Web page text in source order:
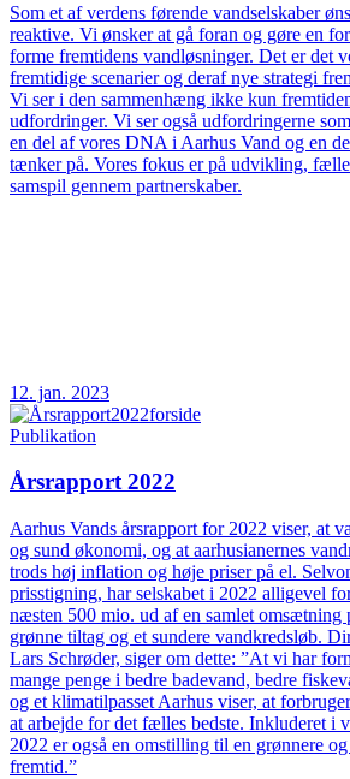
Som et af verdens førende vandselskaber
reaktive. Vi ønsker at gå foran og gøre en
forme fremtidens vandløsninger. Det er det
fremtidige scenarier og deraf nye strategi
Vi ser i den sammenhæng ikke kun
udfordringer. Vi ser også udfordringerne
en del af vores DNA i Aarhus Vand og en
tænker på. Vores fokus er på udvikling,
samspil gennem partnerskaber.
12. jan. 2023
Publikation
Årsrapport 2022
Aarhus Vands årsrapport for 2022 viser, at
og sund økonomi, og at aarhusianernes
trods høj inflation og høje priser på el.
prisstigning, har selskabet i 2022 alligevel
næsten 500 mio. ud af en samlet omsætning
grønne tiltag og et sundere vandkredsløb.
Lars Schrøder, siger om dette: ”At vi har
mange penge i bedre badevand, bedre
og et klimatilpasset Aarhus viser, at
at arbejde for det fælles bedste. Inkluderet i
2022 er også en omstilling til en grønnere
fremtid.”